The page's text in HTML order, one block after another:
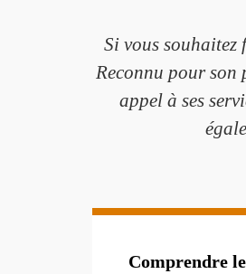
Si vous
Reconnu pour son
appel à ses
Comprendre